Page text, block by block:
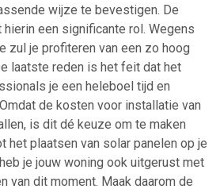
wijze te bevestigen. De
een significante rol. Wegens
zul je profiteren van een zo hoog
laatste reden is het feit dat het
je een heleboel tijd en
de kosten voor installatie van
is dit dé keuze om te maken
het plaatsen van solar panelen op je
je jouw woning ook uitgerust met
van dit moment. Maak daarom de